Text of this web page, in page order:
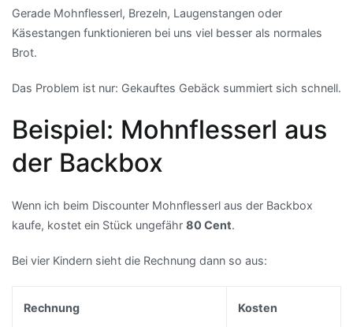
Gerade Mohnflesserl, Brezeln, Laugenstangen oder
Käsestangen funktionieren bei uns viel besser als normales
Brot.
Das Problem ist nur: Gekauftes Gebäck summiert sich schnell.
Beispiel: Mohnflesserl aus
der Backbox
Wenn ich beim Discounter Mohnflesserl aus der Backbox
kaufe, kostet ein Stück ungefähr 80 Cent.
Bei vier Kindern sieht die Rechnung dann so aus:
Rechnung Kosten